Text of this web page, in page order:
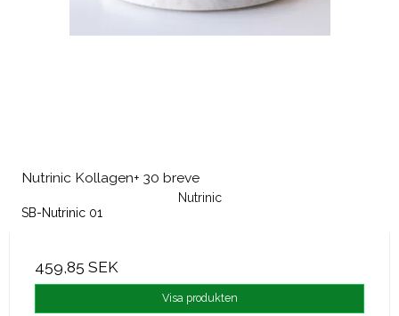
Nutrinic Kollagen+ 30 breve
Nutrinic
SB-Nutrinic 01
459,85 SEK
Visa produkten